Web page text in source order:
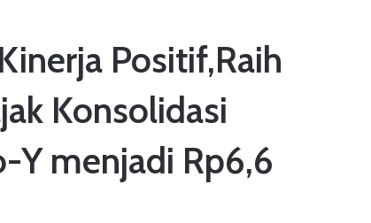
Positif,Raih
Konsolidasi
Y menjadi Rp6,6